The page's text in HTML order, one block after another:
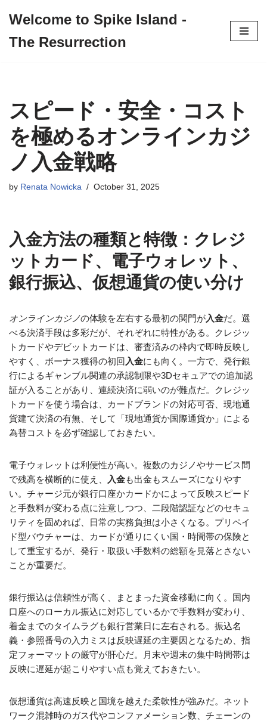
to
Welcome to Spike Island -
The Resurrection
スピード・安全・コスト
を極めるオンラインカジ
ノ入金戦略
by Renata Nowicka October 31, 2025
入金方法の種類と特徴：クレジ
ットカード、電子ウォレット、
銀行振込、仮想通貨の使い分け
オンラインカジノの体験を左右する最初の関門が入金だ。選
べる決済手段は多彩だが、それぞれに特性がある。クレジッ
トカードやデビットカードは、審査済みの枠内で即時反映し
やすく、ボーナス獲得の初回 入金にも向く。一方で、発行銀
行によるギャンブル関連の承認制限や3Dセキュアでの追加認
証が入ることがあり、連続決済に弱いのが難点だ。クレジッ
トカードを使う場合は、カードブランドの対応可否、現地通
貨建て決済の有無、そして「現地通貨か国際通貨か」による
為替コストを必ず確認しておきたい。
電子ウォレットは利便性が高い。複数のカジノやサービス間
で残高を横断的に使え、
入金も出金もスムーズになりやす
い。チャージ元が銀行口座かカードかによって反映スピード
と手数料が変わる点に注意しつつ、二段階認証などのセキュ
リティを固めれば、日常の実務負担は小さくなる。プリペイ
ド型バウチャーは、カードが通りにくい国・時間帯の保険と
して重宝するが、発行・取扱い手数料の総額を見落とさない
ことが重要だ。
銀行振込は信頼性が高く、まとまった資金移動に向く。国内
口座へのローカル振込に対応しているかで手数料が変わり、
着金までのタイムラグも銀行営業日に左右される。振込名
義・参照番号の入力ミスは反映遅延の主要因となるため、指
定フォーマットの厳守が肝心だ。月末や週末の集中時間帯は
反映に遅延が起こりやすい点も覚えておきたい。
仮想通貨は高速反映と国境を越えた柔軟性が強みだ。ネット
ワーク混雑時のガス代やコンファメーション数、チェーンの